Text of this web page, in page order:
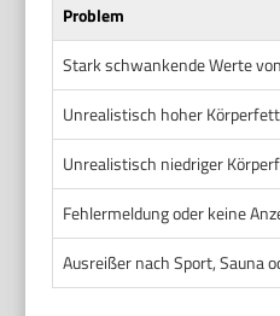
Problem
Stark schwankende Werte
Unrealistisch hoher
Unrealistisch niedriger
Fehlermeldung oder keine
Ausreißer nach Sport, Sauna